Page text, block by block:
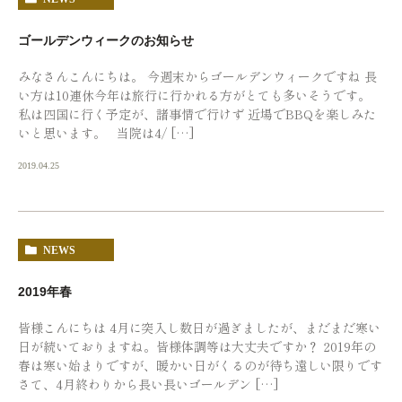
ゴールデンウィークのお知らせ
みなさんこんにちは。 今週末からゴールデンウィークですね 長
い方は10連休今年は旅行に行かれる方がとても多いそうです。
私は四国に行く予定が、諸事情で行けず 近場でBBQを楽しみた
いと思います。 当院は4/ […]
2019.04.25
NEWS
2019年春
皆様こんにちは 4月に突入し数日が過ぎましたが、まだまだ寒い
日が続いておりますね。皆様体調等は大丈夫ですか？ 2019年の
春は寒い始まりですが、暖かい日がくるのが待ち遠しい限りです
さて、4月終わりから長い長いゴールデン […]